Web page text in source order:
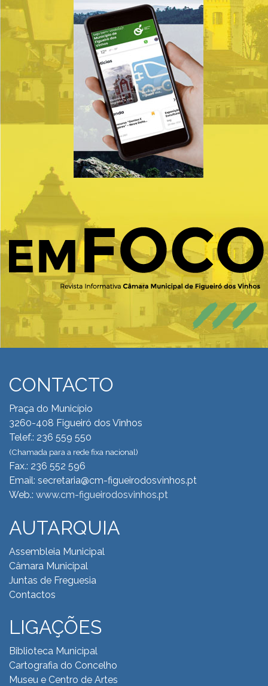
CONTACTO
Praça do Município
3260-408 Figueiró dos Vinhos
Telef.: 236 559 550
(Chamada para a rede fixa nacional)
Fax.: 236 552 596
Email: secretaria@cm-figueirodosvinhos.pt
Web.: www.cm-figueirodosvinhos.pt
AUTARQUIA
Assembleia Municipal
Câmara Municipal
Juntas de Freguesia
Contactos
LIGAÇÕES
Biblioteca Municipal
Cartografia do Concelho
Museu e Centro de Artes